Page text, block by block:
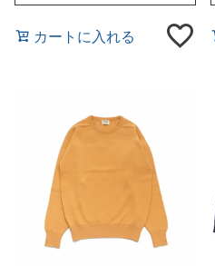
カートに入れる